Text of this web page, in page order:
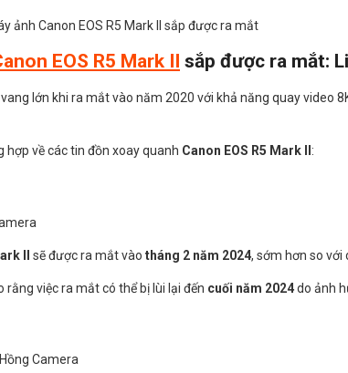
EOS R5 Mark II sắp được ra mắt:
lớn khi ra mắt vào năm 2020 với khả năng quay video
về các tin đồn xoay quanh Canon EOS R5 Mark II :
II sẽ được ra mắt vào tháng 2 năm 2024, sớm hơn so với
việc ra mắt có thể bị lùi lại đến cuối năm 2024do ảnh